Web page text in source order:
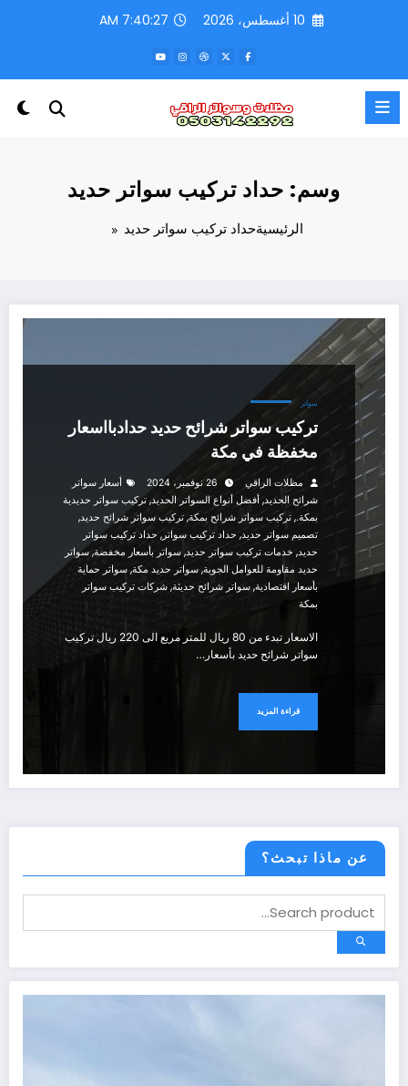
10 أغسطس، 2026 7:40:27 AM
وسم: حداد تركيب سواتر حديد
الرئيسيةحداد تركيب سواتر حديد
سواتر
تركيب سواتر شرائح حديد حدادبااسعار
مخفظة في مكة
مظلات الراقي 26 نوفمبر، 2024
أسعار سواتر
شرائح الحديد, أفضل أنواع السواتر الحديد, تركيب سواتر حديدية
بمكة., تركيب سواتر شرائح بمكة, تركيب سواتر شرائح حديد,
تصميم سواتر حديد, حداد تركيب سواتر ,حداد تركيب سواتر
حديد, خدمات تركيب سواتر حديد, سواتر بأسعار مخفضة, سواتر
حديد مقاومة للعوامل الجوية,سواتر حديد مكة, سواتر حماية
بأسعار اقتصادية, سواتر شرائح حديثة, شركات تركيب سواتر
بمكة
الاسعار تبدء من 80 ريال للمتر مربع الى 220 ريال تركيب
سواتر شرائح حديد بأسعار…
قراءة المزيد
عن ماذا تبحث؟